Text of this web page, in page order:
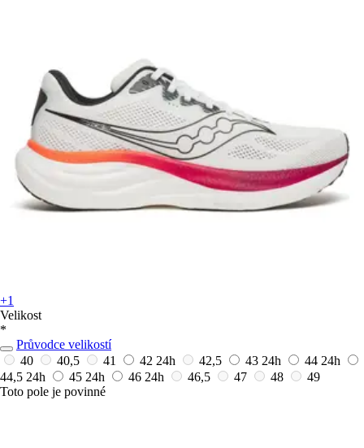
+1
Velikost
*
Průvodce velikostí
40
40,5 41 42 24h 42,5 43 24h 44 24h
44,5 24h 45 24h 46 24h 46,5 47 48
49
Toto pole je povinné